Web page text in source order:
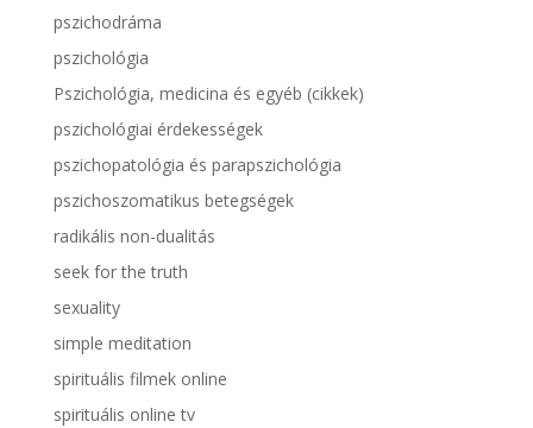
pszichodráma
pszichológia
Pszichológia, medicina és egyéb (cikkek)
pszichológiai érdekességek
pszichopatológia és parapszichológia
pszichoszomatikus betegségek
radikális non-dualitás
seek for the truth
sexuality
simple meditation
spirituális filmek online
spirituális online tv